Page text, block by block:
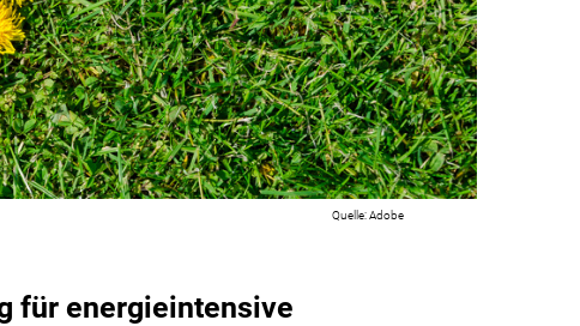
Adobe
für energieintensive